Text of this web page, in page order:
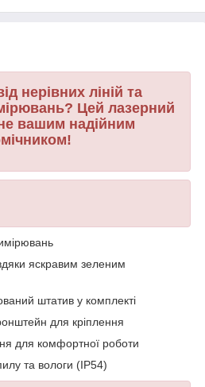
нерівних ліній та
Цей лазерний
вашим надійним
яскравим зеленим
штатив у комплекті
для кріплення
для комфортної роботи
та вологи (IP54)